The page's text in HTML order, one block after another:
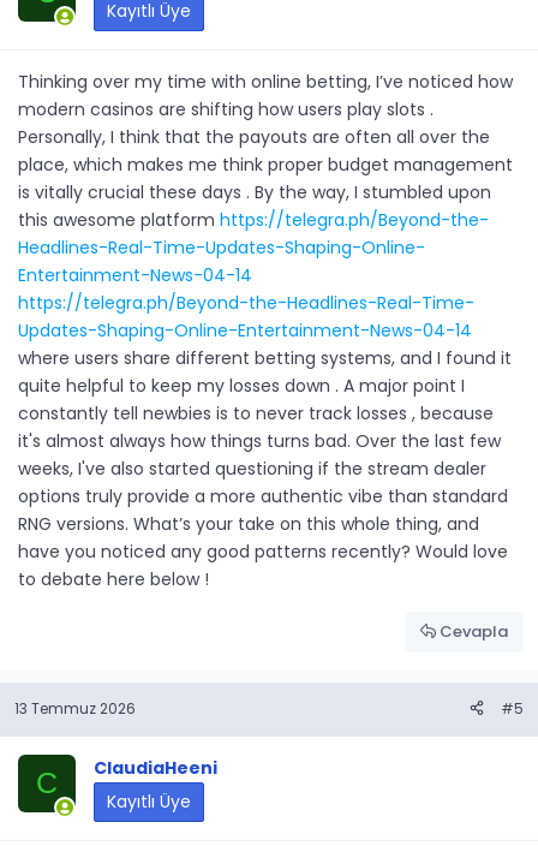
Kayıtlı Üye
Thinking over my time with online betting, I’ve noticed how
modern casinos are shifting how users play slots .
Personally, I think that the payouts are often all over the
place, which makes me think proper budget management
is vitally crucial these days . By the way, I stumbled upon
this awesome platform https://telegra.ph/Beyond-the-
Headlines-Real-Time-Updates-Shaping-Online-
Entertainment-News-04-14
https://telegra.ph/Beyond-the-Headlines-Real-Time-
Updates-Shaping-Online-Entertainment-News-04-14
where users share different betting systems, and I found it
quite helpful to keep my losses down . A major point I
constantly tell newbies is to never track losses , because
it's almost always how things turns bad. Over the last few
weeks, I've also started questioning if the stream dealer
options truly provide a more authentic vibe than standard
RNG versions. What’s your take on this whole thing, and
have you noticed any good patterns recently? Would love
to debate here below !
Cevapla
13 Temmuz 2026 #5
C
ClaudiaHeeni
Kayıtlı Üye